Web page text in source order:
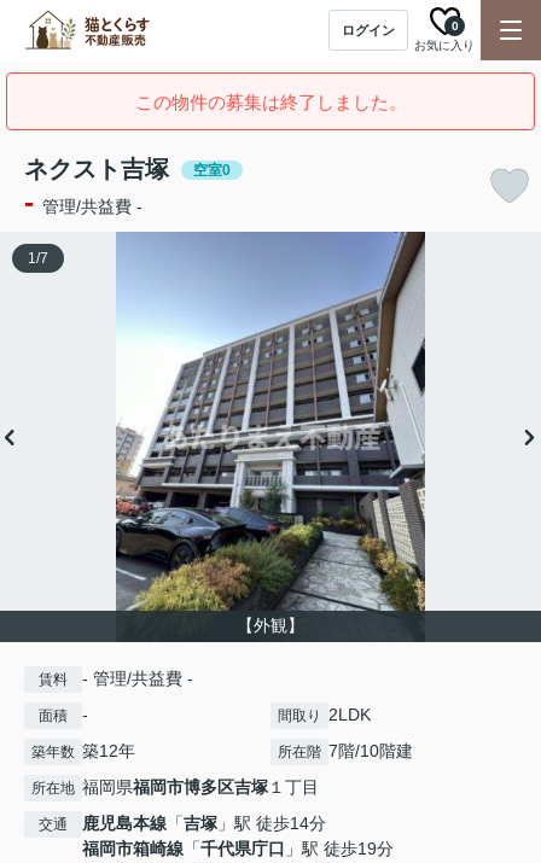
ログイン
お気に入り
0
この物件の募集は終了しました。
ネクスト吉塚 空室0
- 管理/共益費 -
【外観】
1/7
賃料 - 管理/共益費 -
面積 - 間取り 2LDK
築年数 築12年 所在階 7階/10階建
所在地 福岡県福岡市博多区吉塚１丁目
交通 鹿児島本線 「吉塚 」駅 徒歩14分
福岡市箱崎線 「千代県庁口 」駅 徒歩19分